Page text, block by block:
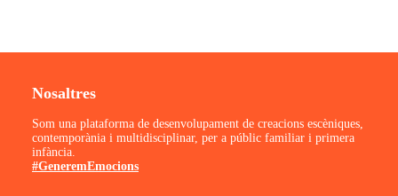
Nosaltres
Som una plataforma de desenvolupament de creacions escèniques,
contemporània i multidisciplinar, per a públic familiar i primera
infància.
#GeneremEmocions